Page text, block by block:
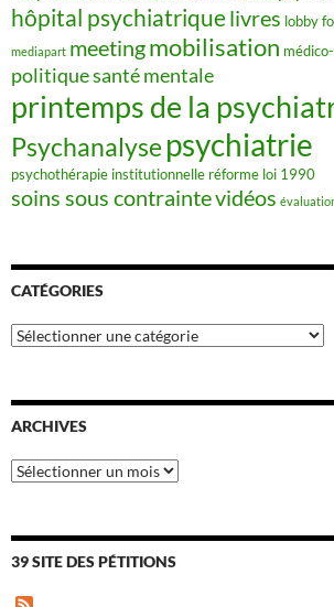
hôpital psychiatriquelivres lobby
mediapart meetingmobilisation
politique santé mentale
printemps de la
Psychanalyse psychiatrie
psychothérapie institutionnelle réforme loi 1990
soins sous contraintevidéos
CATÉGORIES
Catégories
ARCHIVES
Archives
39 SITE DES PÉTITIONS